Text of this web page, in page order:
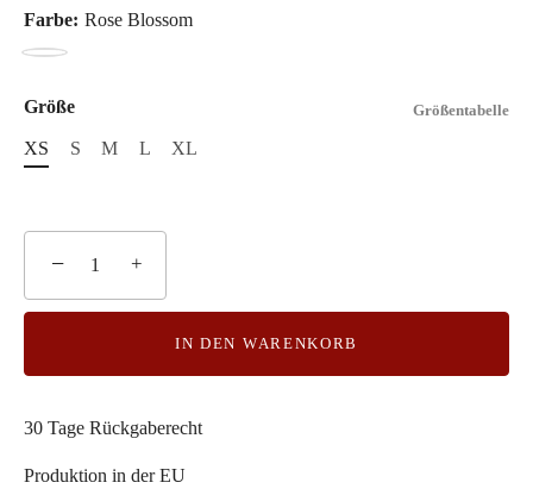
Farbe: Rose Blossom
Rose
Größe Größentabelle
XS S M L XL
− +
IN DEN WARENKORB
30 Tage Rückgaberecht
Produktion in der EU